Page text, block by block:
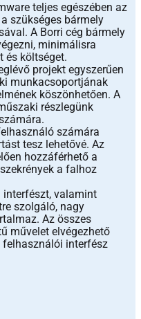
teljes egészében az
szükséges bármely
A Borri cég bármely
minimálisra
és költséget.
projekt egyszerűen
munkacsoportjának
köszönhetően. A
részlegünk
számára
tesz lehetővé. Az
hozzáférhető a
a falhoz
valamint
szolgáló, nagy
Az összes
művelet elvégezhető
interfész